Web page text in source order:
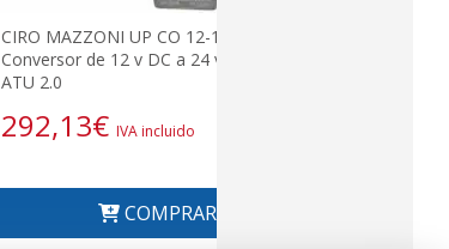
CIRO MAZZONI UP CO 12-14
Conversor de 12 v DC a 24 v DC para
ATU 2.0
292,13€ IVA incluido
COMPRAR